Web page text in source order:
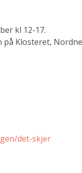
kl 12-17.
på Klosteret,
det-skjer